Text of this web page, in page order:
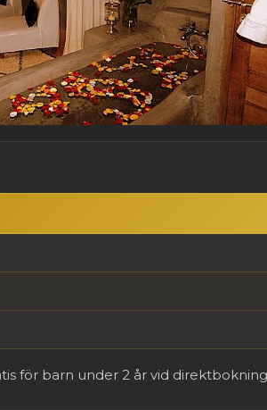
för barn under 2 år vid